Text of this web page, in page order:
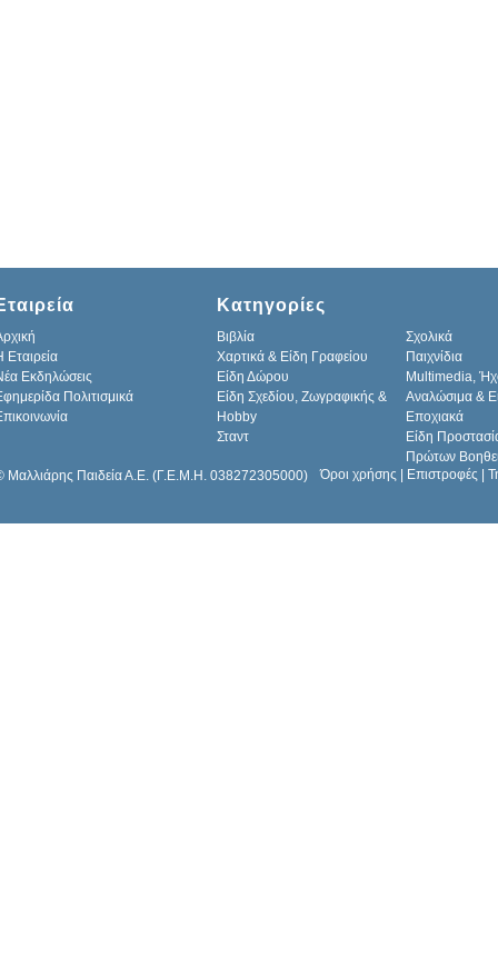
Εταιρεία
Εκδηλώσεις
Πολιτισμικά
Κατηγορίες
Βιβλία
Σχολικά
Χαρτικά & Είδη Γραφείου
Παιχνίδια
Είδη Δώρου
Multimedia,
Είδη Σχεδίου, Ζωγραφικής &
Hobby
Αναλώσιμα &
Εποχιακά
Σταντ
Είδη
Πρώτων
Μαλλιάρης Παιδεία Α.Ε. (Γ.Ε.Μ.Η. 038272305000)
Όροι χρήσης Επιστροφές